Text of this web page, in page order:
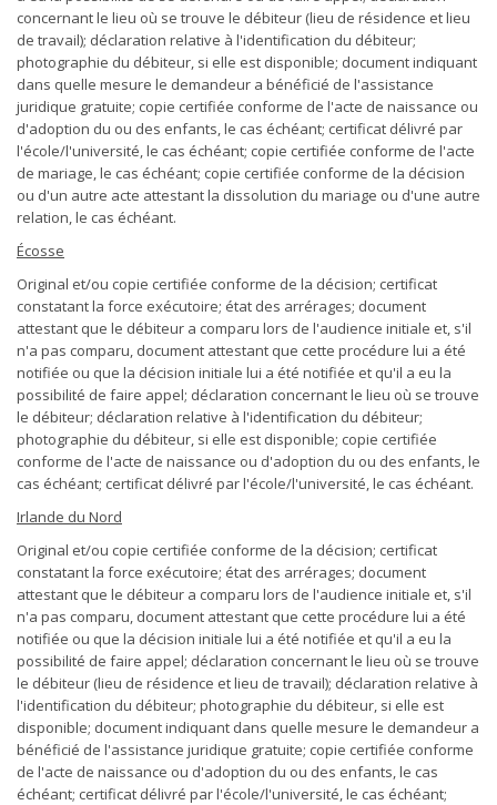
concernant le lieu où se trouve le débiteur (lieu de résidence et lieu
de travail); déclaration relative à l'identification du débiteur;
photographie du débiteur, si elle est disponible; document indiquant
dans quelle mesure le demandeur a bénéficié de l'assistance
juridique gratuite; copie certifiée conforme de l'acte de naissance ou
d'adoption du ou des enfants, le cas échéant; certificat délivré par
l'école/l'université, le cas échéant; copie certifiée conforme de l'acte
de mariage, le cas échéant; copie certifiée conforme de la décision
ou d'un autre acte attestant la dissolution du mariage ou d'une autre
relation, le cas échéant.
Écosse
Original et/ou copie certifiée conforme de la décision; certificat
constatant la force exécutoire; état des arrérages; document
attestant que le débiteur a comparu lors de l'audience initiale et, s'il
n'a pas comparu, document attestant que cette procédure lui a été
notifiée ou que la décision initiale lui a été notifiée et qu'il a eu la
possibilité de faire appel; déclaration concernant le lieu où se trouve
le débiteur; déclaration relative à l'identification du débiteur;
photographie du débiteur, si elle est disponible; copie certifiée
conforme de l'acte de naissance ou d'adoption du ou des enfants, le
cas échéant; certificat délivré par l'école/l'université, le cas échéant.
Irlande du Nord
Original et/ou copie certifiée conforme de la décision; certificat
constatant la force exécutoire; état des arrérages; document
attestant que le débiteur a comparu lors de l'audience initiale et, s'il
n'a pas comparu, document attestant que cette procédure lui a été
notifiée ou que la décision initiale lui a été notifiée et qu'il a eu la
possibilité de faire appel; déclaration concernant le lieu où se trouve
le débiteur (lieu de résidence et lieu de travail); déclaration relative à
l'identification du débiteur; photographie du débiteur, si elle est
disponible; document indiquant dans quelle mesure le demandeur a
bénéficié de l'assistance juridique gratuite; copie certifiée conforme
de l'acte de naissance ou d'adoption du ou des enfants, le cas
échéant; certificat délivré par l'école/l'université, le cas échéant;